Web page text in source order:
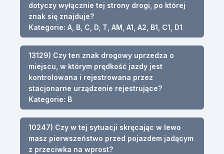
dotyczy wyłącznie tej strony drogi, po której
znak się znajduje?
Kategorie: A, B, C, D, T, AM, A1, A2, B1, C1, D1
13129) Czy ten znak drogowy uprzedza o
miejscu, w którym prędkość jazdy jest
kontrolowana i rejestrowana przez
stacjonarne urządzenie rejestrujące?
Kategorie: B
10247) Czy w tej sytuacji skręcając w lewo
masz pierwszeństwo przed pojazdem jadącym
z przeciwka na wprost?